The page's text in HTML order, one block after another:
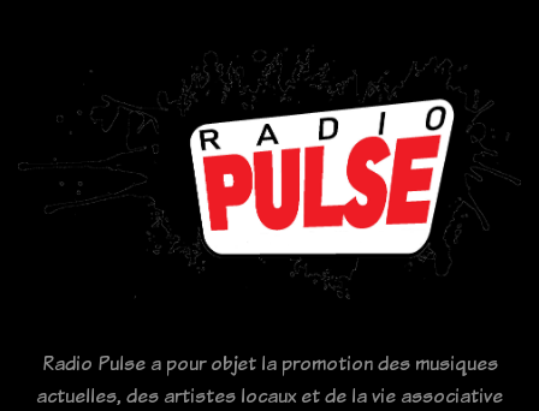
Radio Pulse a pour objet la promotion des musiques
actuelles, des artistes locaux et de la vie associative